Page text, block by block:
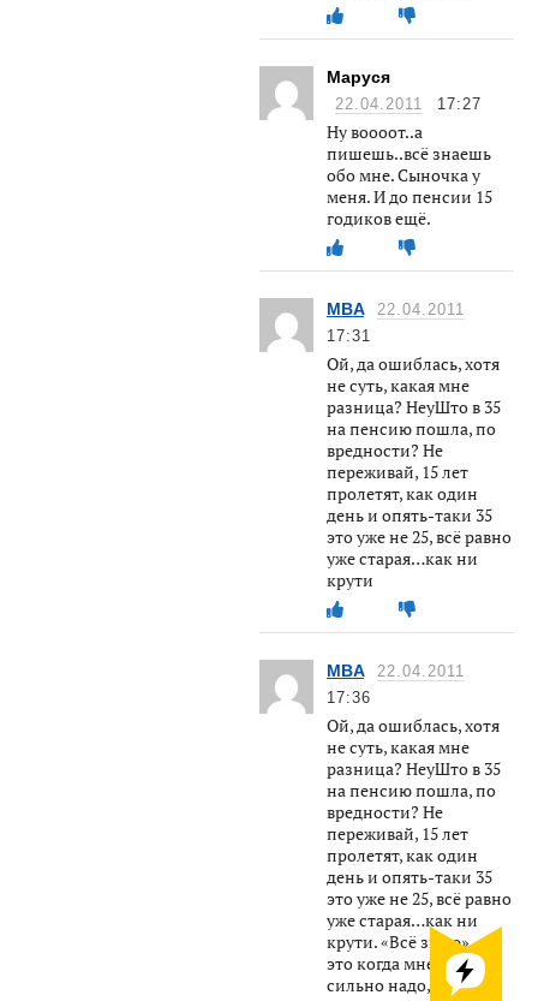
Маруся
22.04.2011 17:27
Ну воооот..а
пишешь..всё знаешь
обо мне. Сыночка у
меня. И до пенсии 15
годиков ещё.
MBA
22.04.2011
17:31
Ой, да ошиблась, хотя
не суть, какая мне
разница? НеуШто в 35
на пенсию пошла, по
вредности? Не
переживай, 15 лет
пролетят, как один
день и опять-таки 35
это уже не 25, всё равно
уже старая…как ни
крути
MBA
22.04.2011
17:36
Ой, да ошиблась, хотя
не суть, какая мне
разница? НеуШто в 35
на пенсию пошла, по
вредности? Не
переживай, 15 лет
пролетят, как один
день и опять-таки 35
это уже не 25, всё равно
уже старая…как ни
крути. «Всё знаю» —
это когда мне очень
сильно надо, просто в